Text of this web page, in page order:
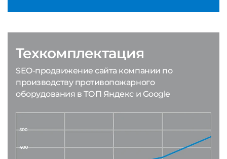
Техкомплектация
SEO-продвижение сайта компании по
производству противопожарного
оборудования в ТОП Яндекс и Google